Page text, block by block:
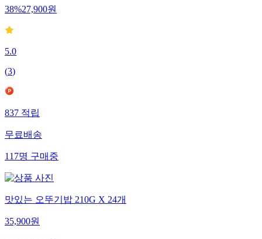
38%27,900원
5.0
(3)
837적립
무료배송
117명구매중
맛있는 오뚜기밥 210G X 24개
35,900원